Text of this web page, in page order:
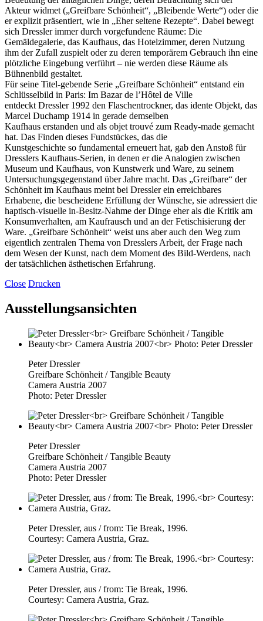
Akteur widmet („Greifbare Schönheit“, „Bleibende Werte“) oder die
er explizit präsentiert, wie in „Eher seltene Rezepte“. Dabei bewegt
sich Dressler immer durch vorgefundene Räume: Die
Gemäldegalerie, das Kaufhaus, das Hotelzimmer, deren Nutzung
ihm der Zufall zuspielt oder zu deren temporärem Gebrauch ihn eine
plötzliche Eingebung verführt – nie werden diese Räume als
Bühnenbild gestaltet.
Für seine Titel-gebende Serie „Greifbare Schönheit“ entstand ein
Schlüsselbild in Paris: Im Bazar de l’Hôtel de Ville
entdeckt Dressler 1992 den Flaschentrockner, das idente Objekt, das
Marcel Duchamp 1914 in gerade demselben
Kaufhaus erstanden und als objet trouvé zum Ready-made gemacht
hat. Das Finden dieses Fundstückes, das die
Kunstgeschichte so fundamental erneuert hat, gab den Anstoß für
Dresslers Kaufhaus-Serien, in denen er die Analogien zwischen
Museum und Kaufhaus, von Kunstwerk und Ware, zu seinem
Untersuchungsgegenstand über Jahre macht. Das „Greifbare“ der
Schönheit im Kaufhaus meint bei Dressler ein erreichbares
Erhabene, die bescheidene Erfüllung der Wünsche, sie adressiert die
haptisch-visuelle in-Besitz-Nahme der Dinge eher als die Kritik am
Konsumverhalten, am Kaufrausch und an der Fetischisierung der
Ware. „Greifbare Schönheit“ weist uns aber auch den Weg zum
eigentlich zentralen Thema von Dresslers Arbeit, der Frage nach
dem Wesen der Kunst, nach dem Moment des Bild-Werdens, nach
der tatsächlichen ästhetischen Erfahrung.
Close Drucken
Ausstellungsansichten
Peter Dressler
Greifbare Schönheit / Tangible Beauty
Camera Austria 2007
Photo: Peter Dressler
Peter Dressler
Greifbare Schönheit / Tangible Beauty
Camera Austria 2007
Photo: Peter Dressler
Peter Dressler, aus / from: Tie Break, 1996.
Courtesy: Camera Austria, Graz.
Peter Dressler, aus / from: Tie Break, 1996.
Courtesy: Camera Austria, Graz.